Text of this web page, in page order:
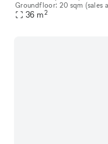
Groundfloor: 20 sqm (sales
36 m2